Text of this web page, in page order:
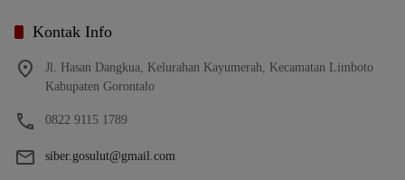
Kontak Info
Jl. Hasan Dangkua, Kelurahan Kayumerah, Kecamatan Limboto
Kabupaten Gorontalo
0822 9115 1789
siber.gosulut@gmail.com